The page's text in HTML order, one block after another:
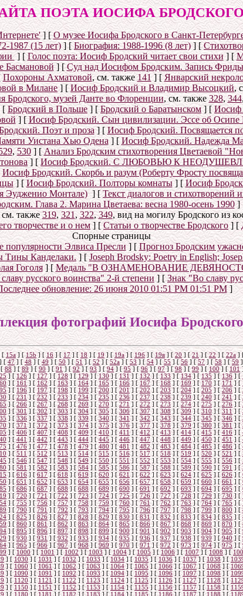
ПОЭТА ИОСИФА БРОДСКОГО
] [О музее Иосифа Бродского в Санкт-
1987 (15 лет)] [Биография: 1988-1996 (8 лет)] [
] [Голос поэта: Иосиф Бродский читает свои стихи] [
Басмановой] [Суд над Иосифом Бродским. Запись
Похороны Ахматовой, см. также141] [ Январский
в Милане] [Иосиф Бродский и Владимир Высоцкий,
Бродского, музей Данте во Флоренции, см. также328,344
[Бродский в Польше] [Бродский о Баратынском] [Иосиф
] [Иосиф Бродский. Сын цивилизации. Эссе об Осипе
Поэт и проза] [ Иосиф Бродский. Посвящается
Уистана Хью Одена] [ Иосиф Бродский. Надежда
,530] [Анализ Бродским стихотворения Цветаевой
] [ Иосиф Бродский. С ЛЮБОВЬЮ К
Иосиф Бродский. Скорбь и разум (Роберту Фросту
] [Иосиф Бродский. Полторы комнаты] [Иосиф
Эудженио Монтале)] [Текст диалогов и
Глава 2. Марина Цветаева: весна 1980-осень 1990]
см. также319, 321, 322,349, вид на могилу Бродского из
творчестве и о нем] [Статьи о творчестве Бродского ] [
Спорные страницы
популярности Элвиса Пресли] [ Прогноз Бродским
Тины Канделаки. ] [Joseph Brodsky: Poetry in English;
Гоголя] [Медаль "В ОЗНАМЕНОВАНИЕ
русского воинства" 2-й степени ] [Знак "Во славу
обновление:26 июня 2010 01:51 PM 01:51 PM]
фотографий Иосифа Бродского
[15a] [15b ] [ 16 ] [17] [18 ] [ 19] [19а ] [ 19б] [19в ] [20 ] [21] [22] [22a]
[ 47] [ 48 ] [49 ] [50 ] [51 ] [ 52] [52а ] [53 ] [54 ] [55 ] [ 56] [57] [ 58 ] [59 ]
[88 ] [89] [ 90 ] [91] [ 92] [93 ] [ 94 ] [95] [ 96] [97] [98 ] [99] [ 100] [ 101
] [126] [ 127] [ 128] [ 129 ] [130] [131] [ 132] [133] [134] [135 ] [ 136] [
] [161] [ 162] [ 163] [ 164 ] [ 165] [ 166 ] [ 167 ] [168 ] [169] [170 ] [ 171 ] [
] [ 196] [ 197] [ 198 ] [ 199] [200] [ 201] [202 ] [ 203] [204 ] [ 205 ] [206 ] [
] [231] [232 ] [233] [234 ] [235] [236] [237] [238] [ 239] [240] [ 241] [
] [266] [267] [268 ] [ 269 ] [ 270] [271 ] [272 ] [ 273 ] [274] [ 275] [ 276 ] [
] [ 301 ] [302 ] [303 ] [304 ] [ 305 ] [306] [ 307] [ 308 ] [309 ] [ 310] [311] [
] [336] [337 ] [ 338] [ 339 ] [340 ] [341] [ 342] [343] [ 344] [345 ] [ 346 ] [
] [371] [ 372] [ 373] [ 374 ] [375] [ 376 ] [ 377] [378 ] [379] [380 ] [ 381 ] [
] [ 406 ] [407] [408 ] [ 409] [410 ] [ 411] [412 ] [ 413] [414 ] [ 415] [416] [
] [ 441 ] [ 442 ] [443] [ 444 ] [445 ] [446 ] [447] [448] [ 449 ] [450 ] [ 451] [
] [476 ] [477] [ 478] [ 479] [ 480] [481 ] [ 482] [ 483 ] [484] [485] [486 ] [
] [ 511] [512 ] [513 ] [514] [ 515 ] [516] [ 517 ] [518 ] [519 ] [ 520] [521] [
] [ 546] [547 ] [548] [ 549] [550] [ 551] [ 552] [553] [ 554 ] [555] [556] [
] [581] [ 582] [ 583] [ 584 ] [585] [586 ] [ 587] [588] [589] [590 ] [ 591 ] [
] [ 616] [617] [618] [ 619 ] [ 620 ] [621 ] [622] [623] [624 ] [ 625] [ 626] [
] [ 651 ] [ 652 ] [ 653 ] [ 654] [655 ] [656 ] [657] [ 658] [659 ] [ 660 ] [661 ] [
] [686] [ 687] [688] [688 ] [ 689] [690] [ 691] [692 ] [693] [694 ] [ 695 ] [
] [720] [ 721 ] [722 ] [ 723] [ 724 ] [725] [ 726 ] [727 ] [ 728] [ 729 ] [730] [
] [755 ] [756 ] [757] [758] [759 ] [760] [ 761] [ 762 ] [763] [764] [765] [
] [790] [ 791] [ 792] [793 ] [794] [795] [ 796 ] [797] [798] [799 ] [ 800 ] [
] [ 825] [826] [ 827 ] [ 828 ] [ 829 ] [ 830 ] [831] [832 ] [833 ] [834] [ 835 ] [
] [ 860 ] [ 861] [ 862 ] [ 863] [864 ] [ 865] [866] [ 867 ] [868 ] [ 869 ] [870 ] [
] [895] [896] [897] [898 ] [ 899] [900] [ 901] [902] [ 903] [904] [ 905] [
] [930] [ 931 ] [932 ] [ 933] [ 934 ] [935 ] [ 936 ] [937 ] [ 938] [ 939 ] [940] [
] [965 ] [966] [ 967] [968] [969] [970] [ 971 ] [ 972 ] [973] [974] [975 ] [
] [1000] [1001] [1002] [1003] [1004] [1005] [1006] [ 1007] [1008 ] [
] [1030] [1031 ] [1032 ] [1033 ] [1034] [ 1035] [1036] [1037] [ 1038 ] [
] [ 1060] [1061] [ 1062 ] [1063 ] [1064] [1065 ] [1066] [1067] [ 1068] [
] [1090 ] [1091 ] [ 1092] [1093] [1094] [ 1095] [1096] [1097] [1098 ] [
] [ 1120] [ 1121 ] [ 1122 ] [ 1123 ] [1124] [ 1125 ] [ 1126] [ 1127] [1128 ] [
] [1150 ] [ 1151 ] [ 1152] [1153] [ 1154 ] [ 1155 ] [ 1156] [1157 ] [1158 ] [
] [ 1180] [ 1181 ] [1182 ] [1183 ] [ 1184 ] [1185] [1186] [1187] [1188] [